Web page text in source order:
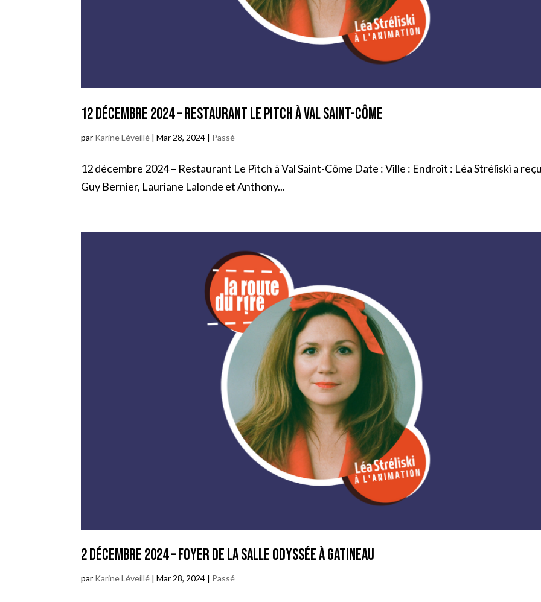
12 décembre 2024 – Restaurant Le Pitch à Val Saint-Côme
par Karine Léveillé |Mar 28, 2024 | Passé
12 décembre 2024 – Restaurant Le Pitch à Val Saint-Côme Date : Ville : Endroit : Léa Stréliski a
Guy Bernier, Lauriane Lalonde et Anthony...
2 décembre 2024 – Foyer de la Salle Odyssée à Gatineau
par Karine Léveillé |Mar 28, 2024 | Passé